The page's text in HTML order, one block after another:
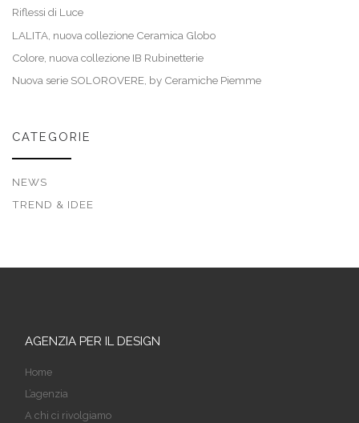
Riflessi di Luce
LALITA, nuova collezione Ceramica Globo
Colore, nuova collezione IB Rubinetterie
Nuova serie SOLOROVERE, by Ceramiche Piemme
CATEGORIE
NEWS
TREND & IDEE
AGENZIA PER IL DESIGN
Home
L’agenzia
A chi ci rivolgiamo